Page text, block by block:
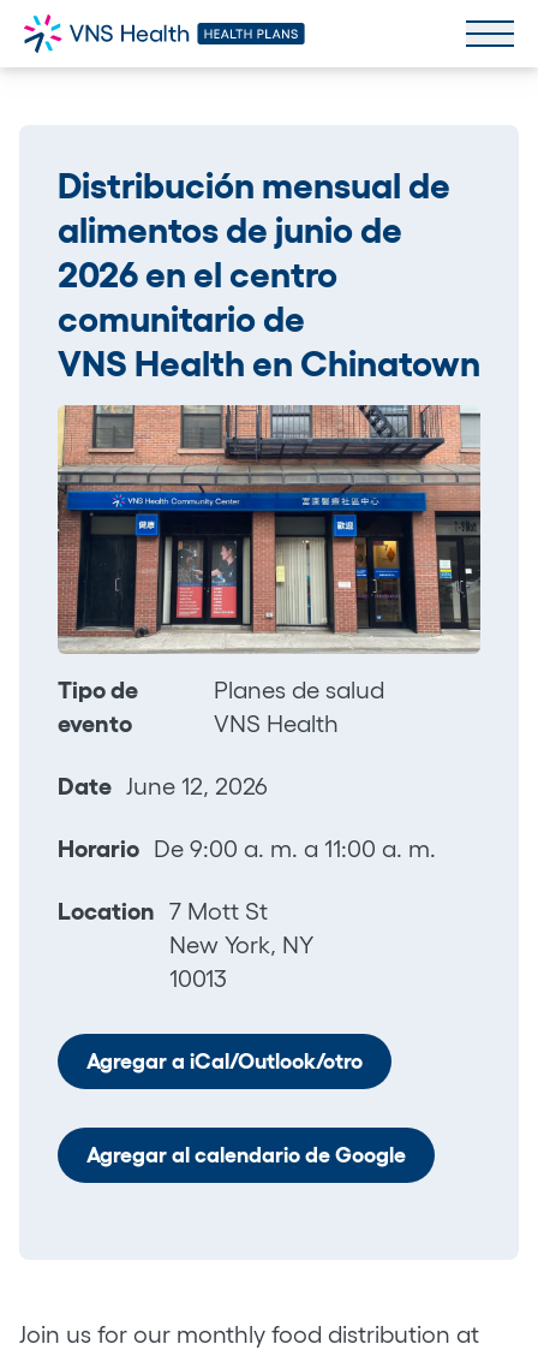
Distribución mensual de
alimentos de junio de
2026 en el centro
comunitario de
VNS Health en Chinatown
Tipo de
evento
Planes de salud
VNS Health
Date June 12, 2026
Horario De 9:00 a. m. a 11:00 a. m.
Location 7 Mott St
New York, NY
10013
Agregar a iCal/Outlook/otro
Agregar al calendario de Google
Join us for our monthly food distribution at